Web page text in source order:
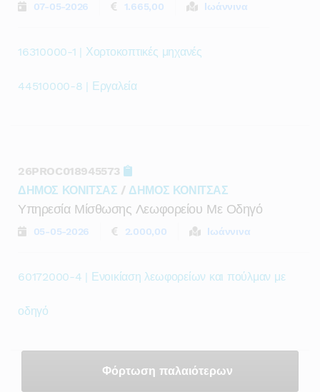
07-05-2026 1.665,00 Ιωάννινα
16310000-1 | Χορτοκοπτικές μηχανές
44510000-8 | Εργαλεία
26PROC018945573
ΔΗΜΟΣ ΚΟΝΙΤΣΑΣ / ΔΗΜΟΣ ΚΟΝΙΤΣΑΣ
Υπηρεσία Μίσθωσης Λεωφορείου Με Οδηγό
05-05-2026 2.000,00 Ιωάννινα
60172000-4 | Ενοικίαση λεωφορείων και πούλμαν με
οδηγό
Φόρτωση παλαιότερων